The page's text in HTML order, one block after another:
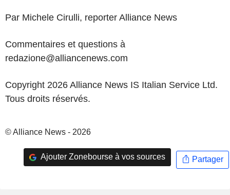
Par Michele Cirulli, reporter Alliance News
Commentaires et questions à
redazione@alliancenews.com
Copyright 2026 Alliance News IS Italian Service Ltd.
Tous droits réservés.
© Alliance News - 2026
Ajouter Zonebourse à vos sources Partager